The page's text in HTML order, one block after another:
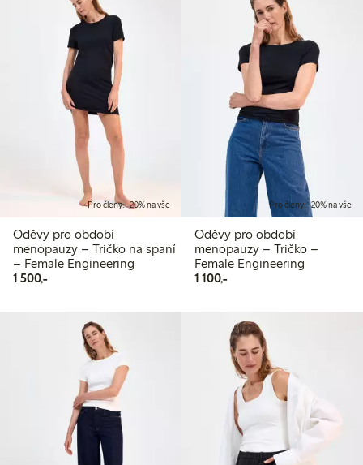
Pro členy: -20% na vše
Oděvy pro období
menopauzy – Tričko na spaní
– Female Engineering
1 500,-1 500,00 Kč
Pro členy: -20% na vše
Oděvy pro období
menopauzy – Tričko –
Female Engineering
1 100,-1 100,00 Kč